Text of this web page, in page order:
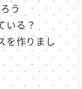
う
いる？
を作りまし